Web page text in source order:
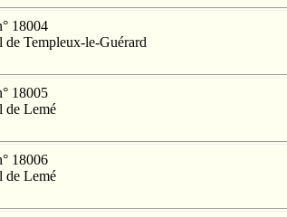
18004
de Templeux-le-Guérard
18005
de Lemé
18006
de Lemé